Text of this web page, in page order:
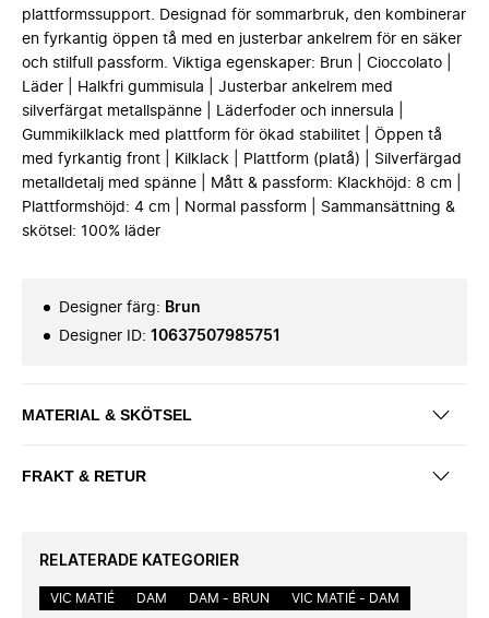
plattformssupport. Designad för sommarbruk, den kombinerar
en fyrkantig öppen tå med en justerbar ankelrem för en säker
och stilfull passform. Viktiga egenskaper: Brun | Cioccolato |
Läder | Halkfri gummisula | Justerbar ankelrem med
silverfärgat metallspänne | Läderfoder och innersula |
Gummikilklack med plattform för ökad stabilitet | Öppen tå
med fyrkantig front | Kilklack | Plattform (platå) | Silverfärgad
metalldetalj med spänne | Mått & passform: Klackhöjd: 8 cm |
Plattformshöjd: 4 cm | Normal passform | Sammansättning &
skötsel: 100% läder
Designer färg: Brun
Designer ID: 10637507985751
MATERIAL & SKÖTSEL
FRAKT & RETUR
RELATERADE KATEGORIER
VIC MATIÉ DAM DAM - BRUN VIC MATIÉ - DAM